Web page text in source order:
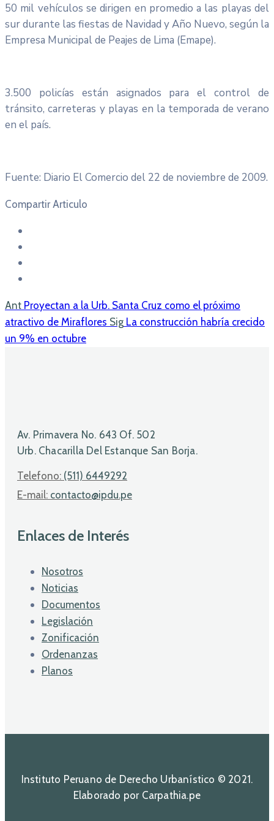
50 mil vehículos se dirigen en promedio a las playas del
sur durante las fiestas de Navidad y Año Nuevo, según la
Empresa Municipal de Peajes de Lima (Emape).
3.500 policías están asignados para el control de
tránsito, carreteras y playas en la temporada de verano
en el país.
Fuente: Diario El Comercio del 22 de noviembre de 2009.
Compartir Articulo
Ant Proyectan a la Urb. Santa Cruz como el próximo
atractivo de Miraflores Sig La construcción habría crecido
un 9% en octubre
Av. Primavera No. 643 Of. 502
Urb. Chacarilla Del Estanque San Borja.
Telefono: (511) 6449292
E-mail: contacto@ipdu.pe
Enlaces de Interés
Nosotros
Noticias
Documentos
Legislación
Zonificación
Ordenanzas
Planos
Instituto Peruano de Derecho Urbanístico © 2021.
Elaborado por Carpathia.pe